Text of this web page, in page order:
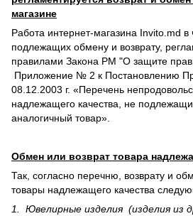
магазине
Работа интернет-магазина Invito.md в
подлежащих обмену и возврату,
правилами Закона РМ "О защите прав
Приложение № 2 к Постановлению
08.12.2003 г. «Перечень
надлежащего качества, не
аналогичный товар».
Обмен или возврат товара
Так, согласно перечню, возврату и
товары надлежащего качества
1. Ювелирные изделия (изделия из